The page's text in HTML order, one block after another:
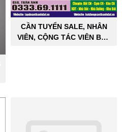
CẦN TUYỂN SALE, NHÂN
VIÊN, CỘNG TÁC VIÊN BẤT